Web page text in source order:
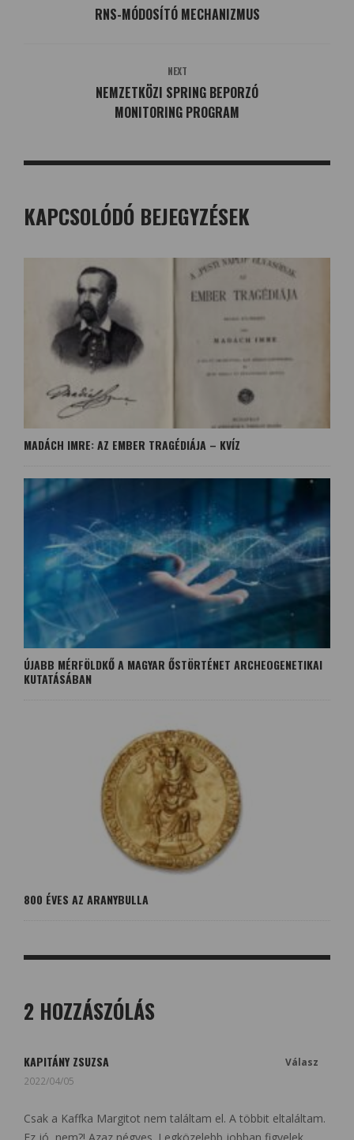
RNS-MÓDOSÍTÓ MECHANIZMUS
NEXT
NEMZETKÖZI SPRING BEPORZÓ
MONITORING PROGRAM
KAPCSOLÓDÓ BEJEGYZÉSEK
MADÁCH IMRE: AZ EMBER TRAGÉDIÁJA – KVÍZ
ÚJABB MÉRFÖLDKŐ A MAGYAR ŐSTÖRTÉNET ARCHEOGENETIKAI
KUTATÁSÁBAN
800 ÉVES AZ ARANYBULLA
2 HOZZÁSZÓLÁS
KAPITÁNY ZSUZSA
2022/04/05
Válasz
Csak a Kaffka Margitot nem találtam el. A többit eltaláltam.
Ez jó, nem?! Azaz négyes. Legközelebb jobban figyelek.